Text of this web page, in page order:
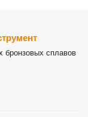
бронзовых сплавов